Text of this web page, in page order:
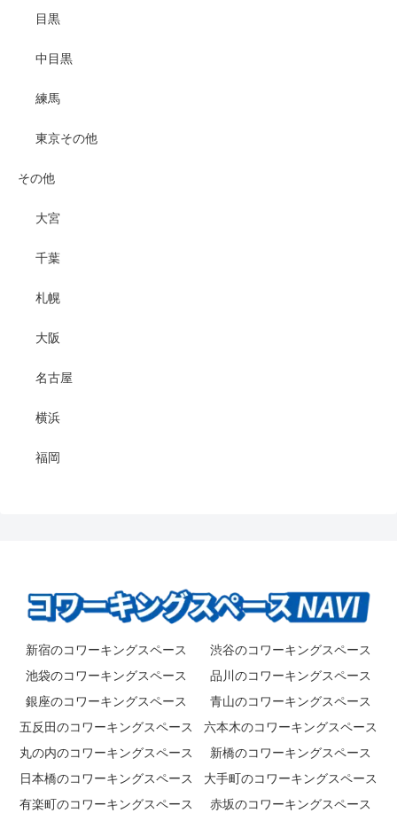
目黒
中目黒
練馬
東京その他
その他
大宮
千葉
札幌
大阪
名古屋
横浜
福岡
新宿のコワーキングスペース
渋谷のコワーキングスペース
池袋のコワーキングスペース
品川のコワーキングスペース
銀座のコワーキングスペース
青山のコワーキングスペース
五反田のコワーキングスペース
六本木のコワーキングスペース
丸の内のコワーキングスペース
新橋のコワーキングスペース
日本橋のコワーキングスペース
大手町のコワーキングスペース
有楽町のコワーキングスペース
赤坂のコワーキングスペース